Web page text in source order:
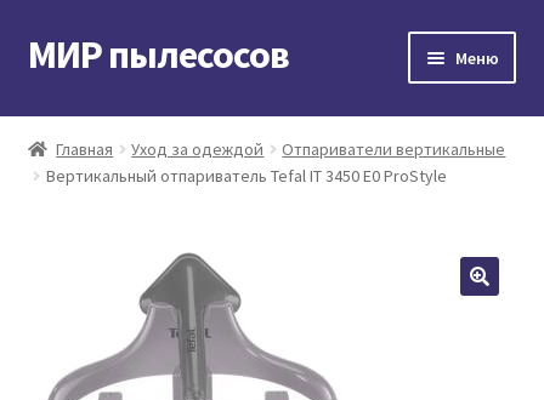
Перейти
к
Перейти
к
МИР пылесосов Меню
Главная
Мой аккаунт
Корзина
Главная Уход за одеждой
Отпариватели вертикальные
Вертикальный отпариватель Tefal IT 3450 E0 ProStyle